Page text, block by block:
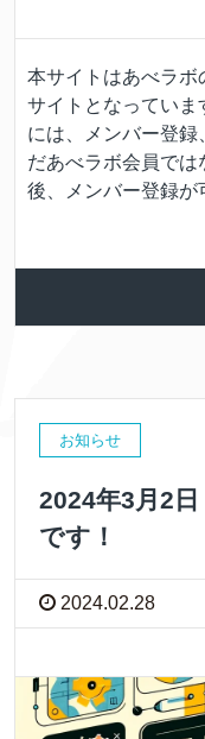
本サイトはあべラボ
サイトとなっていま
には、メンバー登録
だあべラボ会員で
後、メンバー登録
お知らせ
2024年3月2
です！
2024.02.28